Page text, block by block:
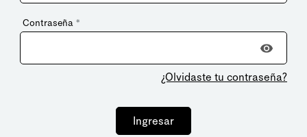
Contraseña *
¿Olvidaste tu contraseña?
Ingresar